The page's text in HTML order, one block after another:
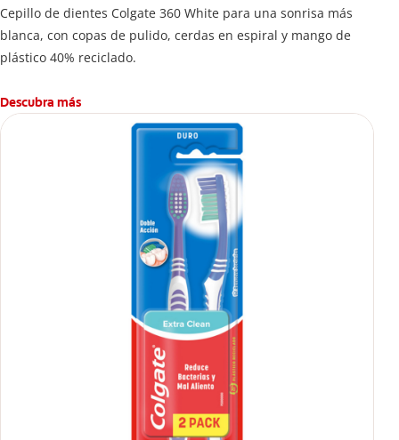
Cepillo de dientes Colgate 360 White para una sonrisa más
blanca, con copas de pulido, cerdas en espiral y mango de
plástico 40% reciclado.
Descubra más